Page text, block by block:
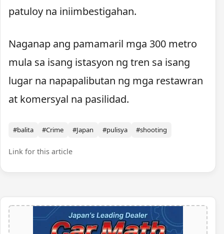
patuloy na iniimbestigahan.
Naganap ang pamamaril mga 300 metro
mula sa isang istasyon ng tren sa isang
lugar na napapalibutan ng mga restawran
at komersyal na pasilidad.
#balita #Crime #Japan #pulisya #shooting
Link for this article